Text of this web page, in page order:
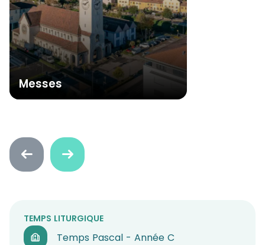
Messes
Faire
défiler
Faire
défiler
TEMPS LITURGIQUE
Temps Pascal - Année C